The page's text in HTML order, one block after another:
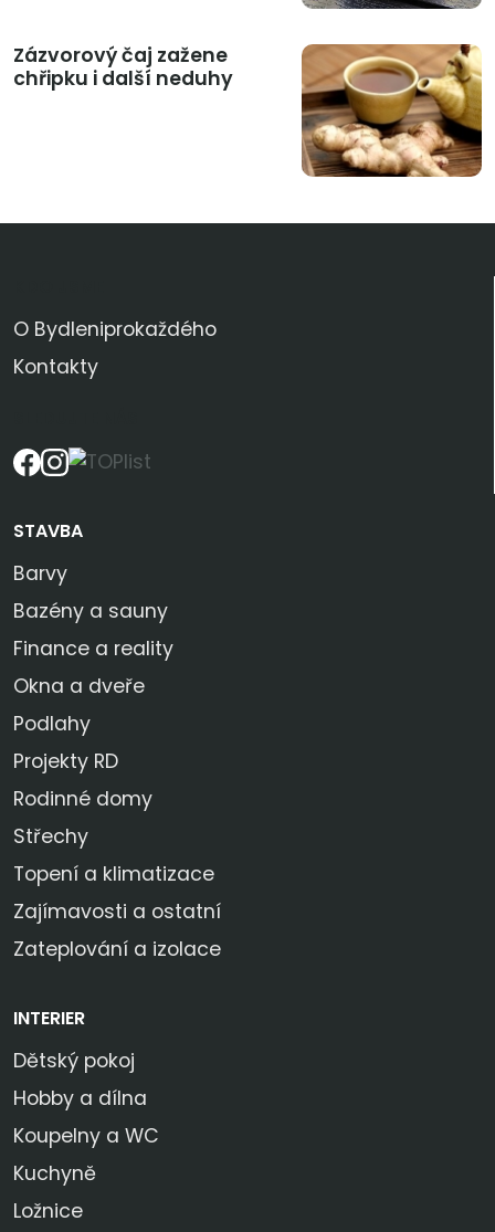
Zázvorový čaj zažene
chřipku i další neduhy
O Bydleniprokaždého
Kontakty
STAVBA
Barvy
Bazény a sauny
Finance a reality
Okna a dveře
Podlahy
Projekty RD
Rodinné domy
Střechy
Topení a klimatizace
Zajímavosti a ostatní
Zateplování a izolace
INTERIER
Dětský pokoj
Hobby a dílna
Koupelny a WC
Kuchyně
Ložnice